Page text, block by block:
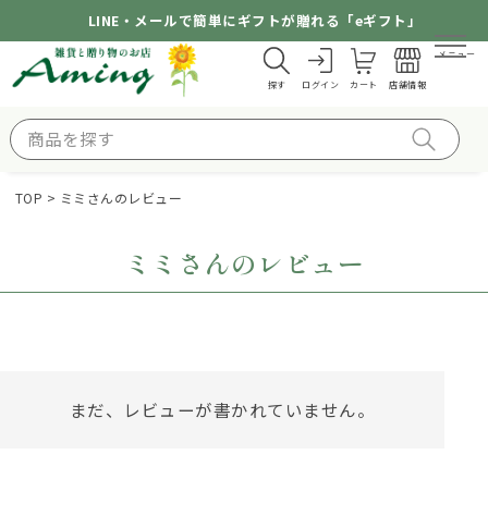
LINE・メールで簡単にギフトが贈れる「eギフト」
探す ログイン カート 店舗情報
メニュー
TOP ミミさんのレビュー
ミミさんのレビュー
まだ、レビューが書かれていません。